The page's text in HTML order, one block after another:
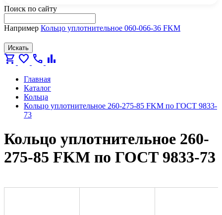
Поиск по сайту
Например Кольцо уплотнительное 060-066-36 FKM
Искать
shopping_cart favorite call bar_chart
Главная
Каталог
Кольца
Кольцо уплотнительное 260-275-85 FKM по ГОСТ 9833-
73
Кольцо уплотнительное 260-
275-85 FKM по ГОСТ 9833-73